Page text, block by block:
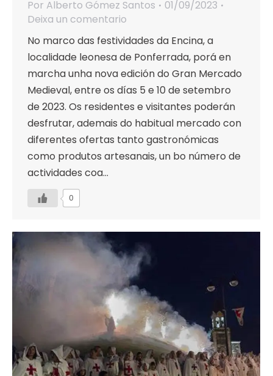
Por Alberto Gómez Santos
01/09/2023
Deixa un comentario
No marco das festividades da Encina, a
localidade leonesa de Ponferrada, porá en
marcha unha nova edición do Gran Mercado
Medieval, entre os días 5 e 10 de setembro
de 2023. Os residentes e visitantes poderán
desfrutar, ademais do habitual mercado con
diferentes ofertas tanto gastronómicas
como produtos artesanais, un bo número de
actividades coa…
0